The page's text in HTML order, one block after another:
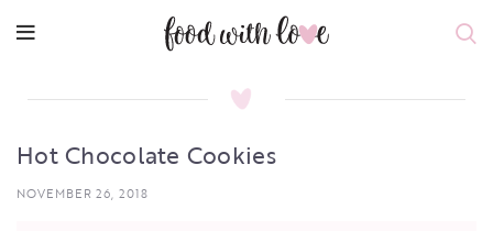
Hot Chocolate Cookies
NOVEMBER 26, 2018